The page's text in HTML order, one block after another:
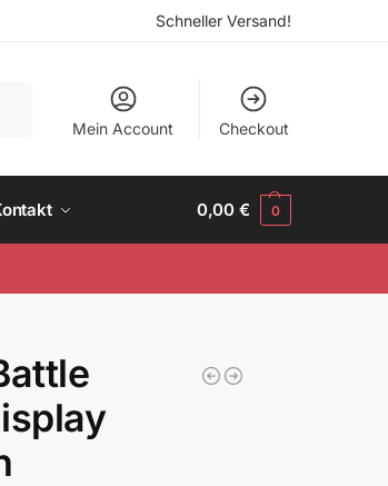
Schneller Versand!
Mein Account Checkout
0,00€ 0